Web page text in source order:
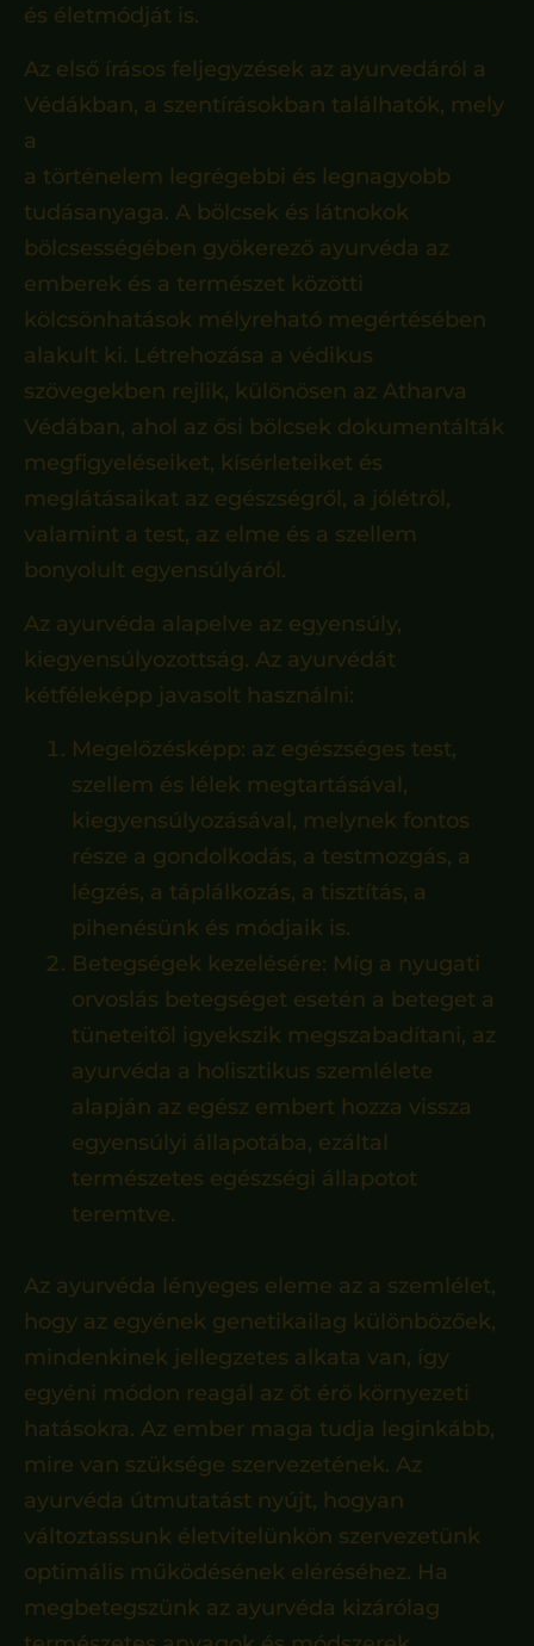
és életmódját is.
Az első írásos feljegyzések az ayurvedáról a
Védákban, a szentírásokban találhatók, mely
a
a történelem legrégebbi és legnagyobb
tudásanyaga. A bölcsek és látnokok
bölcsességében gyökerező ayurvéda az
emberek és a természet közötti
kölcsönhatások mélyreható megértésében
alakult ki. Létrehozása a védikus
szövegekben rejlik, különösen az Atharva
Védában, ahol az ősi bölcsek dokumentálták
megfigyeléseiket, kísérleteiket és
meglátásaikat az egészségről, a jólétről,
valamint a test, az elme és a szellem
bonyolult egyensúlyáról.
Az ayurvéda alapelve az egyensúly,
kiegyensúlyozottság. Az ayurvédát
kétféleképp javasolt használni:
Megelőzésképp: az egészséges test,
szellem és lélek megtartásával,
kiegyensúlyozásával, melynek fontos
része a gondolkodás, a testmozgás, a
légzés, a táplálkozás, a tisztítás, a
pihenésünk és módjaik is.
Betegségek kezelésére: Míg a nyugati
orvoslás betegséget esetén a beteget a
tüneteitől igyekszik megszabadítani, az
ayurvéda a holisztikus szemlélete
alapján az egész embert hozza vissza
egyensúlyi állapotába, ezáltal
természetes egészségi állapotot
teremtve.
Az ayurvéda lényeges eleme az a szemlélet,
hogy az egyének genetikailag különbözőek,
mindenkinek jellegzetes alkata van, így
egyéni módon reagál az őt érő környezeti
hatásokra. Az ember maga tudja leginkább,
mire van szüksége szervezetének. Az
ayurvéda útmutatást nyújt, hogyan
változtassunk életvitelünkön szervezetünk
optimális működésének eléréséhez. Ha
megbetegszünk az ayurvéda kizárólag